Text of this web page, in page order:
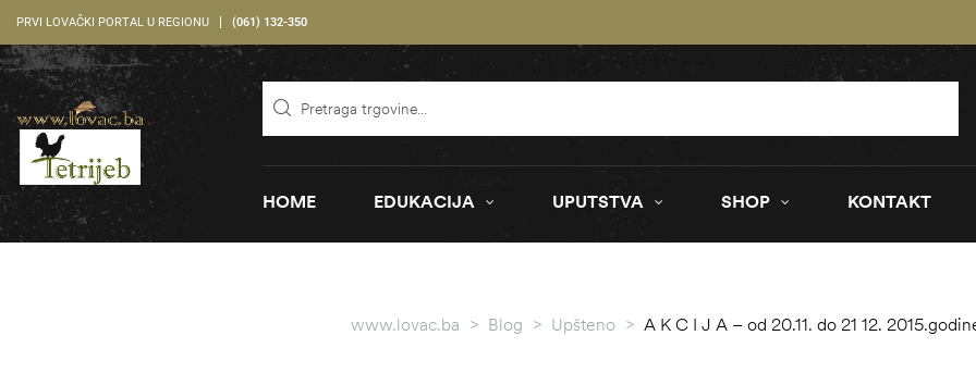
PRVI LOVAČKI PORTAL U REGIONU (061) 132-350
HOME EDUKACIJA UPUTSTVA SHOP KONTAKT
www.lovac.ba > Blog > Upšteno > A K C I J A – od 20.11. do 21 12.